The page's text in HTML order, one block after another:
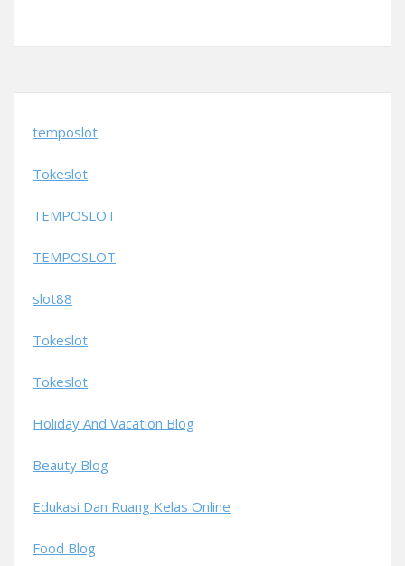
temposlot
Tokeslot
TEMPOSLOT
TEMPOSLOT
slot88
Tokeslot
Tokeslot
Holiday And Vacation Blog
Beauty Blog
Edukasi Dan Ruang Kelas Online
Food Blog